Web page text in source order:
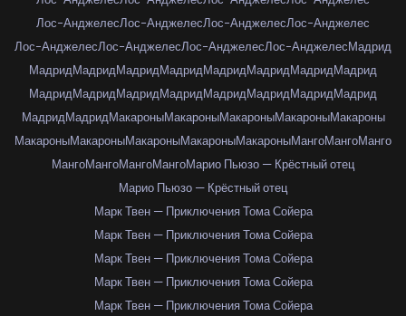
Лос-АнджелесЛос-АнджелесЛос-АнджелесЛос-Анджелес
Лос-АнджелесЛос-АнджелесЛос-АнджелесЛос-АнджелесМадрид
МадридМадридМадридМадридМадридМадридМадридМадрид
МадридМадридМадридМадридМадридМадридМадридМадрид
МадридМадридМакароныМакароныМакароныМакароныМакароны
МакароныМакароныМакароныМакароныМакароныМангоМангоМанго
МангоМангоМангоМангоМарио Пьюзо — Крёстный отец
Марио Пьюзо — Крёстный отец
Марк Твен — Приключения Тома Сойера
Марк Твен — Приключения Тома Сойера
Марк Твен — Приключения Тома Сойера
Марк Твен — Приключения Тома Сойера
Марк Твен — Приключения Тома Сойера